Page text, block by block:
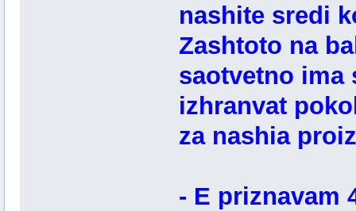
nashite sredi
Zashtoto na
saotvetno ima
izhranvat
za nashia
- E priznavam